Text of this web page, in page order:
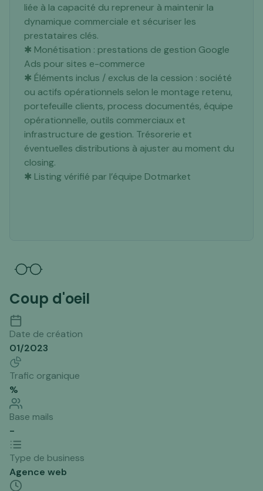
liée à la capacité du repreneur à maintenir la
dynamique commerciale et sécuriser les
prestataires clés.
✱ Monétisation : prestations de gestion Google
Ads pour sites e-commerce
✱ Éléments inclus / exclus de la cession : société
ou actifs opérationnels selon le montage retenu,
portefeuille clients, process documentés, équipe
opérationnelle, outils commerciaux et
infrastructure de gestion. Trésorerie et
éventuelles distributions à ajuster au moment du
closing.
✱ Listing vérifié par l’équipe Dotmarket
Coup d'oeil
Date de création
01/2023
Trafic organique
%
Base mails
-
Type de business
Agence web